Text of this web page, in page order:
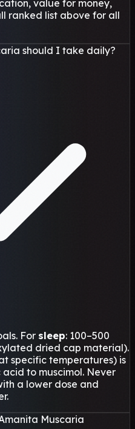
value for money,
ranked list above for all
should I take daily?
For sleep: 100–500
dried cap material).
specific temperatures) is
to muscimol. Never
a lower dose and
Muscaria